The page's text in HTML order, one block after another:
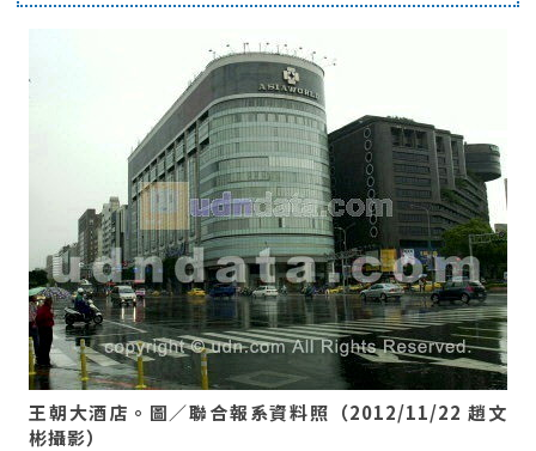
王朝大酒店。圖／聯合報系資料照（2012/11/22 趙文
彬攝影）